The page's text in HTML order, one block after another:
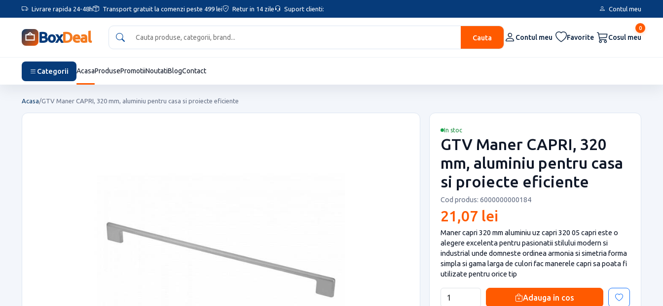
Livrare rapida 24-48h Transport gratuit la comenzi peste 499 lei Retur in 14 zile Suport clienti: Contul meu
BoxDeal Cauta Contul meu Favorite
0
Cosul meu
Categorii AcasaProdusePromotiiNoutatiBlogContact
Acasa/GTV Maner CAPRI, 320 mm, aluminiu pentru casa si proiecte eficiente
In stoc
GTV Maner CAPRI, 320
mm, aluminiu pentru casa
si proiecte eficiente
Cod produs: 6000000000184
21,07 lei
Maner capri 320 mm aluminiu uz capri 320 05 capri este o
alegere excelenta pentru pasionatii stilului modern si
industrial unde domneste ordinea armonia si simetria forma
simpla si gama larga de culori fac manerele capri sa poata fi
utilizate pentru orice tip
Adauga in cos